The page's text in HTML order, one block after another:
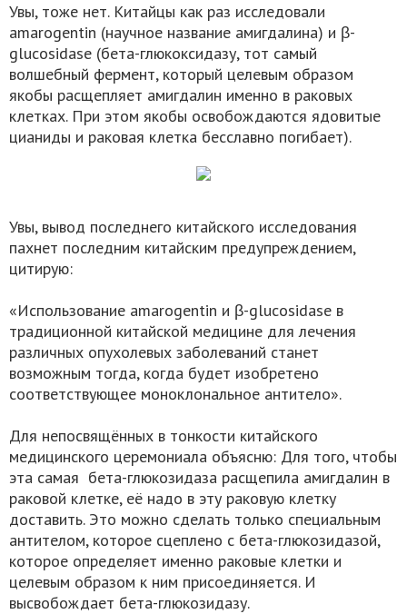
Увы, тоже нет. Китайцы как раз исследовали
amarogentin (научное название амигдалина) и β-
glucosidase (бета-глюкоксидазу, тот самый
волшебный фермент, который целевым образом
якобы расщепляет амигдалин именно в раковых
клетках. При этом якобы освобождаются ядовитые
цианиды и раковая клетка бесславно погибает).
Увы, вывод последнего китайского исследования
пахнет последним китайским предупреждением,
цитирую:
«Использование amarogentin и β-glucosidase в
традиционной китайской медицине для лечения
различных опухолевых заболеваний станет
возможным тогда, когда будет изобретено
соответствующее моноклональное антитело».
Для непосвящённых в тонкости китайского
медицинского церемониала объясню: Для того, чтобы
эта самая бета-глюкозидаза расщепила амигдалин в
раковой клетке, её надо в эту раковую клетку
доставить. Это можно сделать только специальным
антителом, которое сцеплено с бета-глюкозидазой,
которое определяет именно раковые клетки и
целевым образом к ним присоединяется. И
высвобождает бета-глюкозидазу.